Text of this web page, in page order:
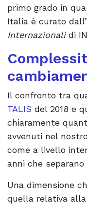
primo grado in
Italia è curato dall’
Internazionalidi
Il confronto tra
TALIS del 2018 e
chiaramente
avvenuti nel
come a livello
anni che separano
Una dimensione
quella relativa alla